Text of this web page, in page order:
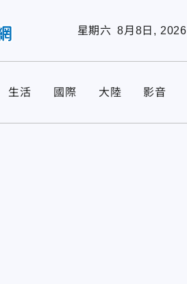
星期六 8月8日, 2026
生活 國際 大陸 影音